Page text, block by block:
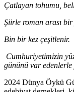
Çatlayan tohumu,
Şiirle roman arası
Bin bir kez çeşitlenir.
Cumhuriyetimizin
gününü var
2024 Dünya Öykü